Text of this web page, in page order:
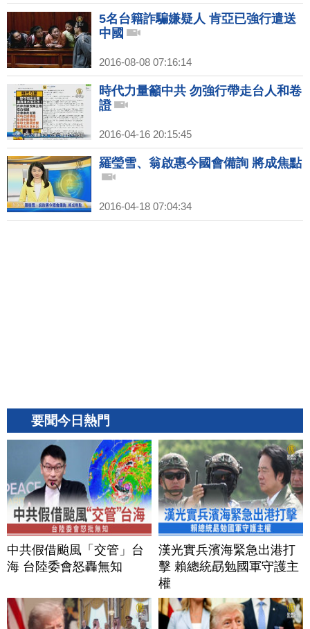
5名台籍詐騙嫌疑人 肯亞已強行遣送
中國
2016-08-08 07:16:14
時代力量籲中共 勿強行帶走台人和卷
證
2016-04-16 20:15:45
羅瑩雪、翁啟惠今國會備詢 將成焦點
2016-04-18 07:04:34
要聞今日熱門
中共假借颱風「交管」台
海 台陸委會怒轟無知
漢光實兵濱海緊急出港打
擊 賴總統勗勉國軍守護主
權